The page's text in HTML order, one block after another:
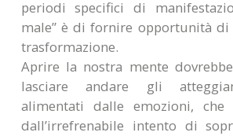
periodi specifici di
male” è di fornire opportunità di
trasformazione.
Aprire la nostra mente
lasciare andare gli
alimentati dalle emozioni, che
dall’irrefrenabile intento di